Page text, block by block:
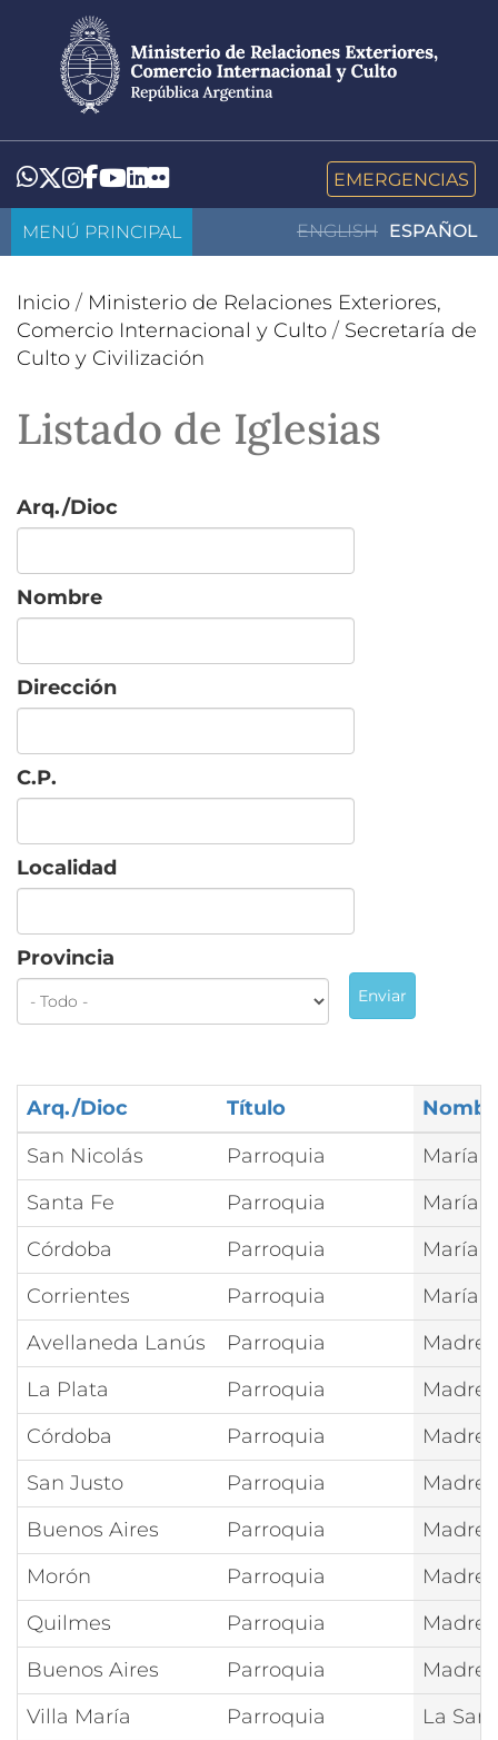
contenido
principal
Whatsapp
Twitter
Instagram
Facebook
YouTube
LinkedIn
Flickr EMERGENCIAS
ENGLISH ESPAÑOL
MENÚ PRINCIPAL
Inicio / Ministerio de Relaciones Exteriores,
Comercio Internacional y Culto / Secretaría de
Culto y Civilización
Listado de Iglesias
Arq./Dioc
Nombre
Dirección
C.P.
Localidad
Provincia
Enviar
Arq./Dioc Título
San Nicolás
Parroquia
María
Santa Fe
Parroquia
María
Córdoba
Parroquia
María
Corrientes
Parroquia
María
Avellaneda Lanús
Parroquia
Madre
La Plata
Parroquia
Madre
Córdoba
Parroquia
Madre
San Justo
Parroquia
Madre
Buenos Aires
Parroquia
Madre
Morón
Parroquia
Madre
Quilmes
Parroquia
Madre
Buenos Aires
Parroquia
Madre
Villa María
Parroquia
La